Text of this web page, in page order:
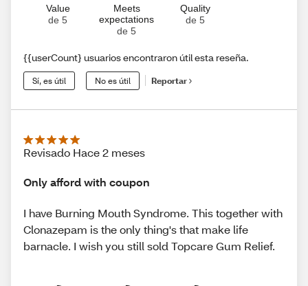
Value
de 5
Meets
expectations
de 5
Quality
de 5
{{userCount} usuarios encontraron útil esta reseña.
Sí, es útil No es útil Reportar
Revisado Hace 2 meses
Only afford with coupon
I have Burning Mouth Syndrome. This together with
Clonazepam is the only thing's that make life
barnacle. I wish you still sold Topcare Gum Relief.